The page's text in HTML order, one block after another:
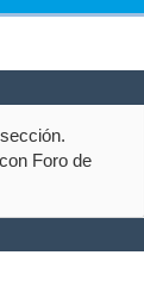
Foro de